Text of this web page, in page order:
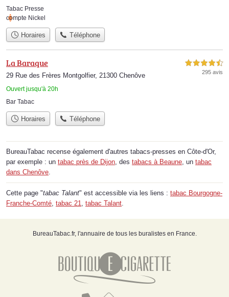
Tabac Presse
compte Nickel
Horaires Téléphone
La Baraque
29 Rue des Frères Montgolfier, 21300 Chenôve
Ouvert jusqu'à 20h
4,5 étoiles sur 5
295 avis
Bar Tabac
Horaires Téléphone
BureauTabac recense également d'autres tabacs-presses en Côte-d'Or,
par exemple : un tabac près de Dijon, des tabacs à Beaune, un tabac
dans Chenôve.
Cette page "tabac Talant" est accessible via les liens : tabac Bourgogne-
Franche-Comté, tabac 21, tabac Talant.
BureauTabac.fr, l'annuaire de tous les buralistes en France.